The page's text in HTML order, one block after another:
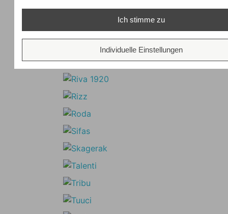
Ich stimme zu
Individuelle Einstellungen